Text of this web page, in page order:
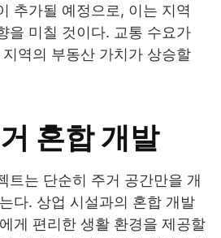
추가될 예정으로, 이는 지역
을 미칠 것이다. 교통 수요가
역의 부동산 가치가 상승할
혼합 개발
트는 단순히 주거 공간만을 개
다. 상업 시설과의 혼합 개발
게 편리한 생활 환경을 제공할